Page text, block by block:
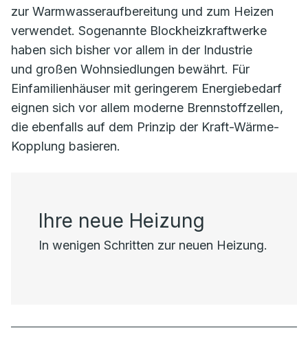
zur Warmwasseraufbereitung und zum Heizen
verwendet. Sogenannte Blockheizkraftwerke
haben sich bisher vor allem in der Industrie
und großen Wohnsiedlungen bewährt. Für
Einfamilienhäuser mit geringerem Energiebedarf
eignen sich vor allem moderne Brennstoffzellen,
die ebenfalls auf dem Prinzip der Kraft-Wärme-
Kopplung basieren.
Ihre neue Heizung
In wenigen Schritten zur neuen Heizung.